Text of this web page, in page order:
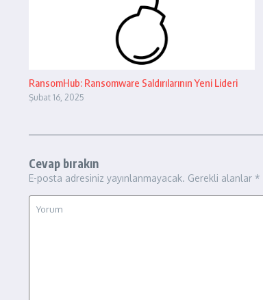
RansomHub: Ransomware Saldırılarının Yeni Lideri
Şubat 16, 2025
Cevap bırakın
E-posta adresiniz yayınlanmayacak. Gerekli alanlar *